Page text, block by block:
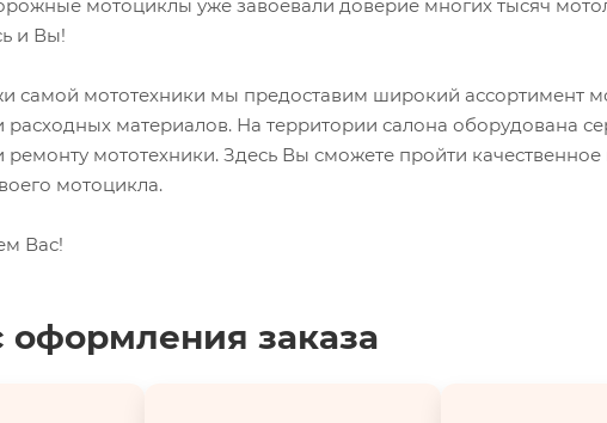
мотоциклы уже завоевали доверие многих тысяч
и Вы!
самой мототехники мы предоставим широкий ассортимент
расходных материалов. На территории салона оборудована
мототехники. Здесь Вы сможете пройти
мотоцикла.
Вас!
оформления заказа